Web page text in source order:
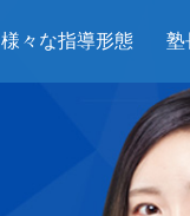
様々な指導形態 塾